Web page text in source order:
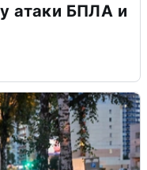
атаки БПЛА и